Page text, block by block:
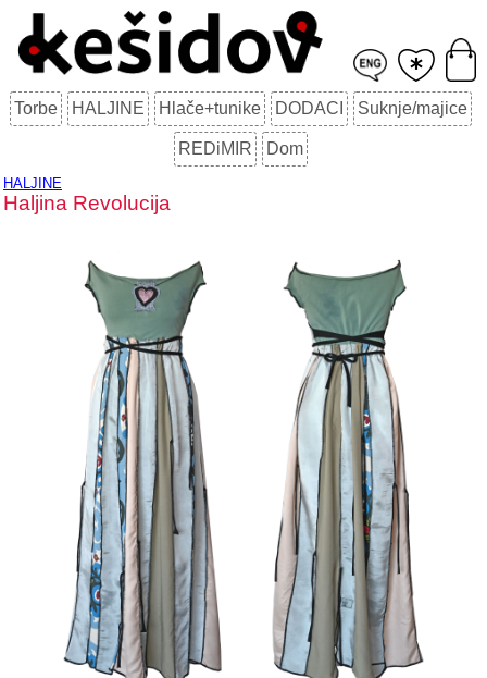
Torbe HALJINE Hlače+tunike DODACI Suknje/majice
REDiMIR Dom
HALJINE
Haljina Revolucija